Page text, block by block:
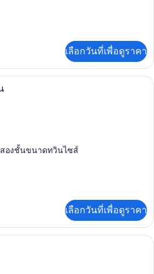
เลือกวันที่เพื่อดูราคา
ห้องคอมฟอร์ทสำหรับสี่ท่าน | มินิบาร์,
สองชั้นขนาดทวินไซส์
เลือกวันที่เพื่อดูราคา